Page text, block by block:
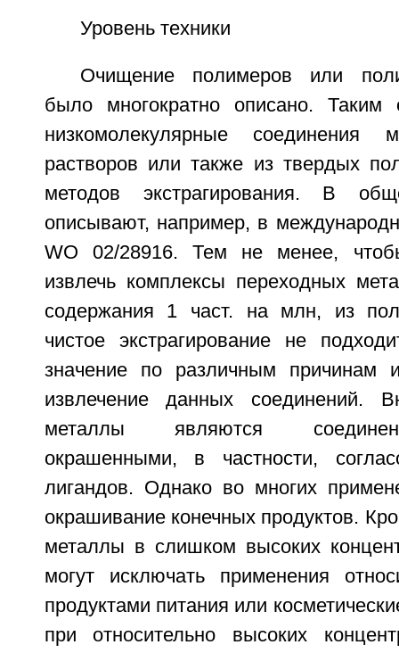
Уровень техники
Очищение полимеров или
было многократно описано. Таким
низкомолекулярные
растворов или также из твердых
методов экстрагирования. В
описывают, например, в
WO 02/28916. Тем не менее,
извлечь комплексы переходных
содержания 1 част. на млн, из
чистое экстрагирование не
значение по различным причинам
извлечение данных соединений.
металлы являются
окрашенными, в частности,
лигандов. Однако во многих
окрашивание конечных продуктов.
металлы в слишком высоких
могут исключать применения
продуктами питания или
при относительно высоких